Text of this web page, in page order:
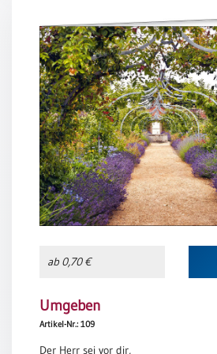
Sortimente
Hefte
Jahreslosung
Restbestände
Restbestände
Bücher
Broschüren
Urkundenscheine
ab 0,70 €
Umgeben
Artikel-Nr.: 109
Der Herr sei vor dir,